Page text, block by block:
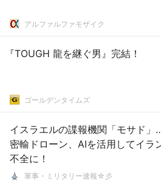
アルファルファモザイク
『TOUGH 龍を継ぐ男』完結！
ゴールデンタイムズ
イスラエルの諜報機関「モサド」…
密輸ドローン、AIを活用してイラ
不全に！
軍事・ミリタリー速報☆彡